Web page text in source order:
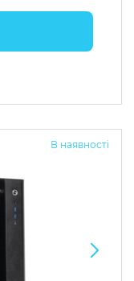
В наявності